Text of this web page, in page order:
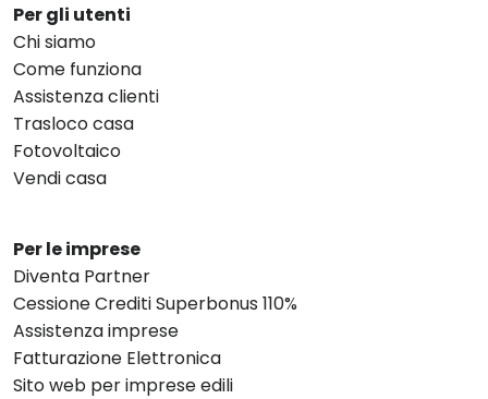
Per gli utenti
Chi siamo
Come funziona
Assistenza clienti
Trasloco casa
Fotovoltaico
Vendi casa
Per le imprese
Diventa Partner
Cessione Crediti Superbonus 110%
Assistenza imprese
Fatturazione Elettronica
Sito web per imprese edili